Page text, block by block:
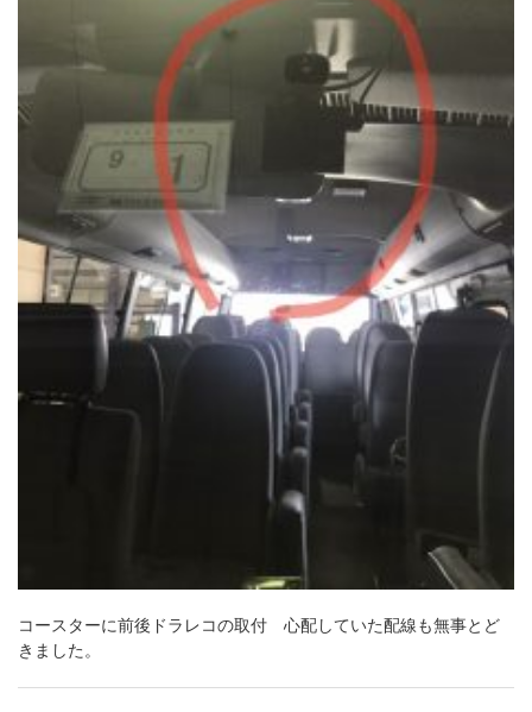
コースターに前後ドラレコの取付 心配していた配線も無事とど
きました。